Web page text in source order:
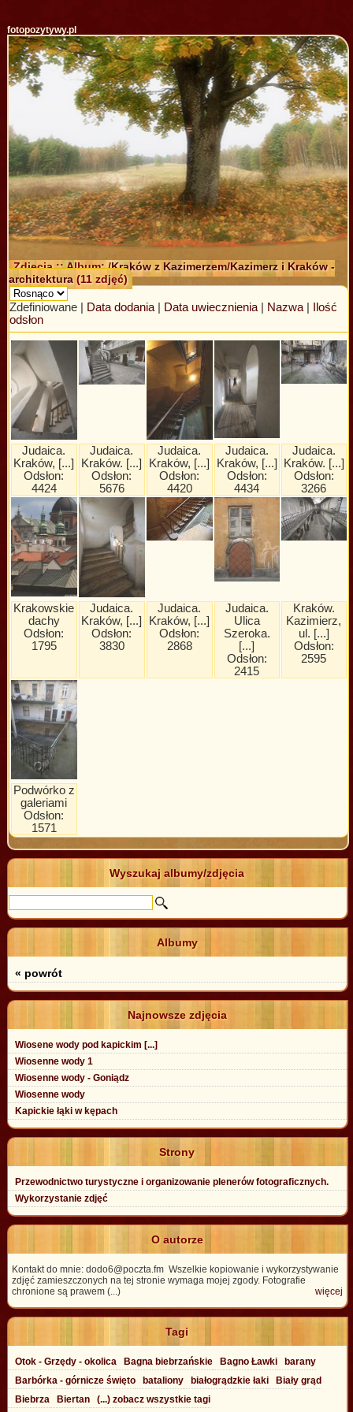
fotopozytywy.pl
Zdjęcia :: Album: /Kraków z Kazimerzem/Kazimerz i Kraków -
architektura(11 zdjęć)
Zdefiniowane | Data dodania| Data uwiecznienia| Nazwa|
Ilość
odsłon
Judaica.
Kraków, [...]
Odsłon:
4424
Judaica.
Kraków. [...]
Odsłon:
5676
Judaica.
Kraków, [...]
Odsłon:
4420
Judaica.
Kraków, [...]
Odsłon:
4434
Judaica.
Kraków. [...]
Odsłon:
3266
Krakowskie
dachy
Odsłon:
1795
Judaica.
Kraków, [...]
Odsłon:
3830
Judaica.
Kraków, [...]
Odsłon:
2868
Judaica.
Ulica
Szeroka.
[...]
Odsłon:
2415
Kraków.
Kazimierz,
ul. [...]
Odsłon:
2595
Podwórko z
galeriami
Odsłon:
1571
Wyszukaj albumy/zdjęcia
Albumy
« powrót
Najnowsze zdjęcia
Wiosene wody pod kapickim [...]
Wiosenne wody 1
Wiosenne wody - Goniądz
Wiosenne wody
Kapickie łąki w kępach
Strony
Przewodnictwo turystyczne i organizowanie plenerów fotograficznych.
Wykorzystanie zdjęć
O autorze
Kontakt do mnie: dodo6@poczta.fm Wszelkie kopiowanie i wykorzystywanie
zdjęć zamieszczonych na tej stronie wymaga mojej zgody. Fotografie
chronione są prawem (...)
więcej
Tagi
Otok - Grzędy - okolica Bagna biebrzańskie Bagno Ławki
barany
Barbórka - górnicze święto
bataliony białogrądzkie łaki
Biały grąd
Biebrza
Biertan (...) zobacz wszystkie tagi